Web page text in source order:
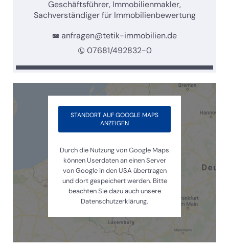
Geschäftsführer, Immobilienmakler,
Sachverständiger für Immobilienbewertung
anfragen@tetik-immobilien.de
07681/492832-0
STANDORT AUF GOOGLE MAPS
ANZEIGEN
Durch die Nutzung von Google Maps
können Userdaten an einen Server
von Google in den USA übertragen
und dort gespeichert werden. Bitte
beachten Sie dazu auch unsere
Datenschutzerklärung.